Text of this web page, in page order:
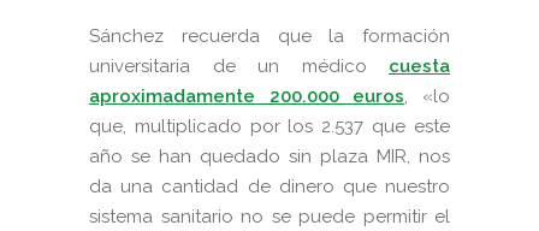
Sánchez recuerda que la formación
universitaria de un médico cuesta
aproximadamente 200.000 euros , «lo
que, multiplicado por los 2.537 que este
año se han quedado sin plaza MIR, nos
da una cantidad de dinero que nuestro
sistema sanitario no se puede permitir el